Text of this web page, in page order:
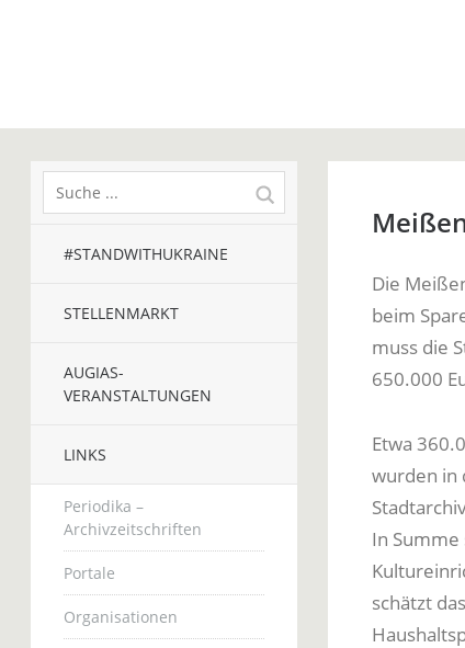
#STANDWITHUKRAINE
STELLENMARKT
AUGIAS-
VERANSTALTUNGEN
LINKS
Periodika –
Archivzeitschriften
Portale
Organisationen
Die
beim
muss die
650.000
Etwa
wurden in
In
schätzt